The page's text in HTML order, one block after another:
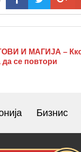
И МАГИЈА –
се повтори
Бизнис